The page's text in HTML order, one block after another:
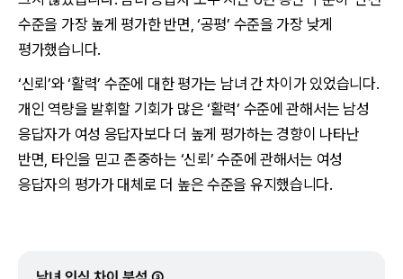
수준을 가장 높게 평가한 반면, ‘공평’ 수준을 가장 낮게
평가했습니다.
‘신뢰’와 ‘활력’ 수준에 대한 평가는 남녀 간 차이가 있었습니다.
개인 역량을 발휘할 기회가 많은 ‘활력’ 수준에 관해서는 남성
응답자가 여성 응답자보다 더 높게 평가하는 경향이 나타난
반면, 타인을 믿고 존중하는 ‘신뢰’ 수준에 관해서는 여성
응답자의 평가가 대체로 더 높은 수준을 유지했습니다.